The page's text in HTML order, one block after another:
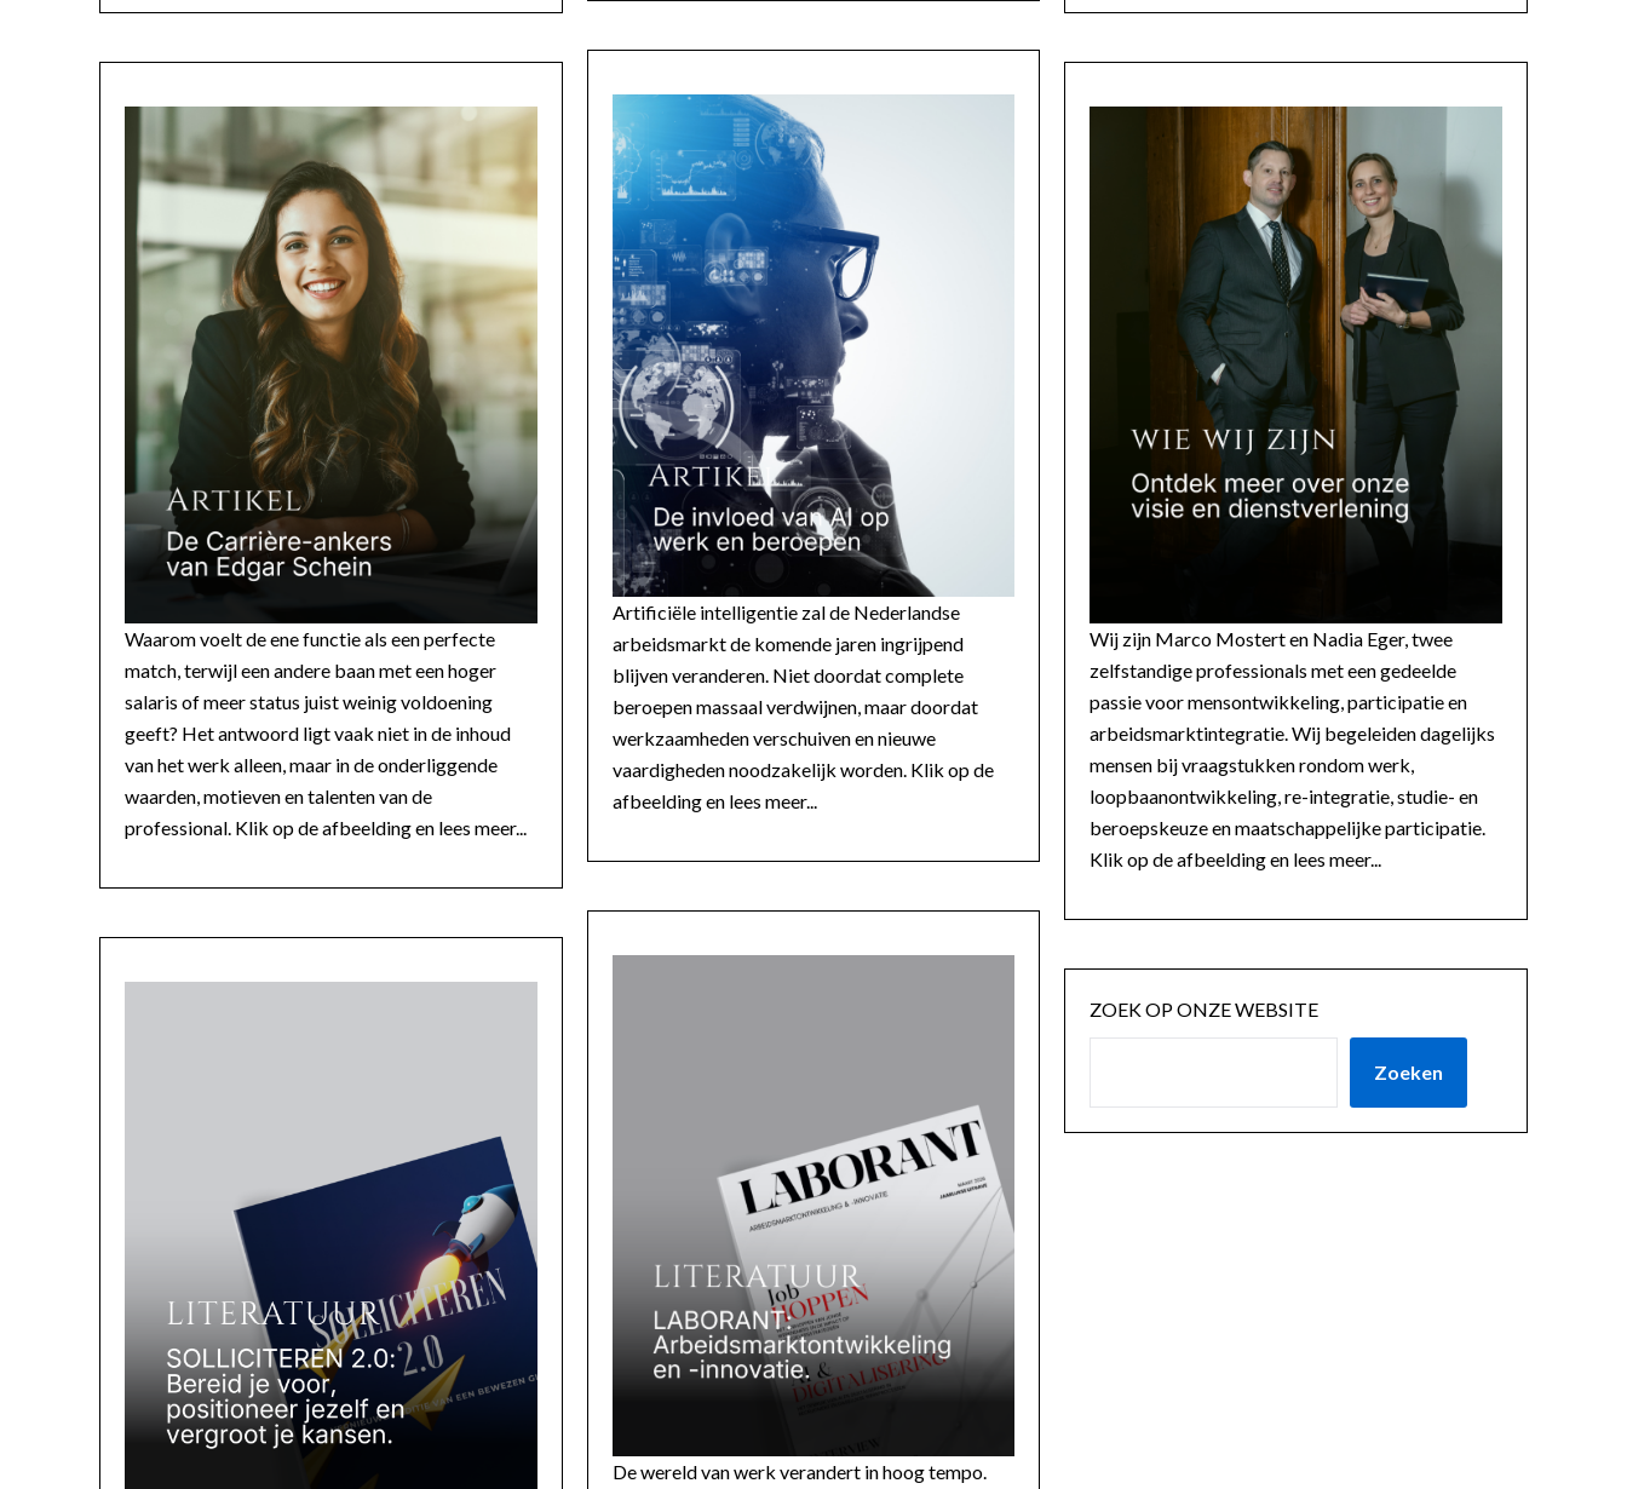
Waarom voelt de ene functie als een perfecte
match, terwijl een andere baan met een hoger
salaris of meer status juist weinig voldoening
geeft? Het antwoord ligt vaak niet in de inhoud
van het werk alleen, maar in de onderliggende
waarden, motieven en talenten van de
professional. Klik op de afbeelding en lees meer...
Artificiële intelligentie zal de Nederlandse
arbeidsmarkt de komende jaren ingrijpend
blijven veranderen. Niet doordat complete
beroepen massaal verdwijnen, maar doordat
werkzaamheden verschuiven en nieuwe
vaardigheden noodzakelijk worden. Klik op de
afbeelding en lees meer...
De wereld van werk verandert in hoog tempo.
Wij zijn Marco Mostert en Nadia Eger, twee
zelfstandige professionals met een gedeelde
passie voor mensontwikkeling, participatie en
arbeidsmarktintegratie. Wij begeleiden dagelijks
mensen bij vraagstukken rondom werk,
loopbaanontwikkeling, re-integratie, studie- en
beroepskeuze en maatschappelijke participatie.
Klik op de afbeelding en lees meer...
ZOEK OP ONZE WEBSITE
Zoeken